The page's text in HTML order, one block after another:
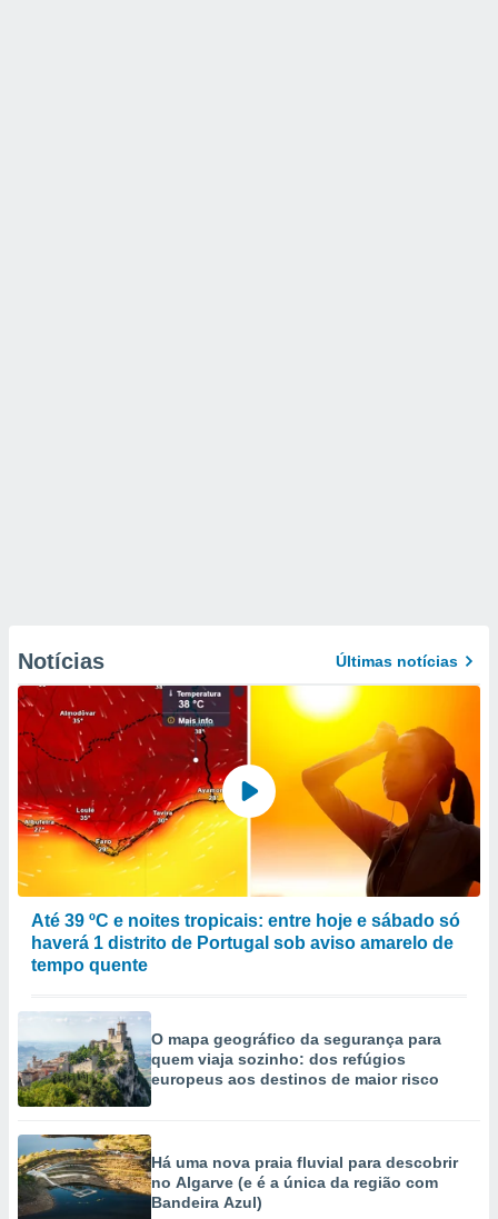
Notícias Últimas notícias
Até 39 ºC e noites tropicais: entre hoje e sábado só
haverá 1 distrito de Portugal sob aviso amarelo de
tempo quente
O mapa geográfico da segurança para
quem viaja sozinho: dos refúgios
europeus aos destinos de maior risco
Há uma nova praia fluvial para descobrir
no Algarve (e é a única da região com
Bandeira Azul)